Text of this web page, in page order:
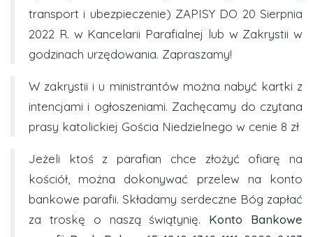
transport i ubezpieczenie) ZAPISY DO 20 Sierpnia
2022 R. w Kancelarii Parafialnej lub w Zakrystii w
godzinach urzędowania. Zapraszamy!
W zakrystii i u ministrantów można nabyć kartki z
intencjami i ogłoszeniami. Zachęcamy do czytana
prasy katolickiej Gościa Niedzielnego w cenie 8 zł
Jeżeli ktoś z parafian chce złożyć ofiarę na
kościół, można dokonywać przelew na konto
bankowe parafii. Składamy serdeczne Bóg zapłać
za troskę o naszą świątynię. Konto Bankowe